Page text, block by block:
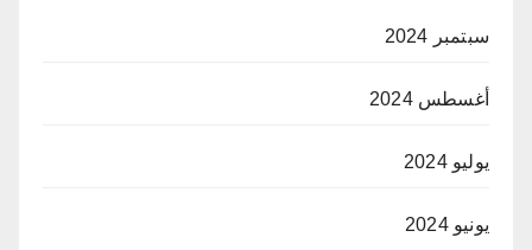
سبتمبر 2024
أغسطس 2024
يوليو 2024
يونيو 2024